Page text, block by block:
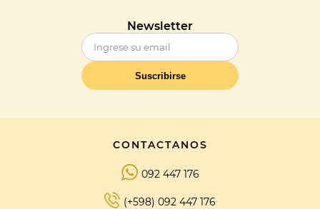
Newsletter
Suscribirse
CONTACTANOS
092 447 176
(+598) 092 447 176